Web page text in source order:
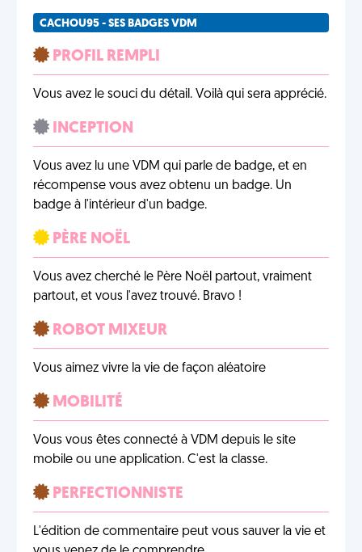
CACHOU95 - SES BADGES VDM
PROFIL REMPLI
Vous avez le souci du détail. Voilà qui sera apprécié.
INCEPTION
Vous avez lu une VDM qui parle de badge, et en
récompense vous avez obtenu un badge. Un
badge à l'intérieur d'un badge.
PÈRE NOËL
Vous avez cherché le Père Noël partout, vraiment
partout, et vous l'avez trouvé. Bravo !
ROBOT MIXEUR
Vous aimez vivre la vie de façon aléatoire
MOBILITÉ
Vous vous êtes connecté à VDM depuis le site
mobile ou une application. C'est la classe.
PERFECTIONNISTE
L'édition de commentaire peut vous sauver la vie et